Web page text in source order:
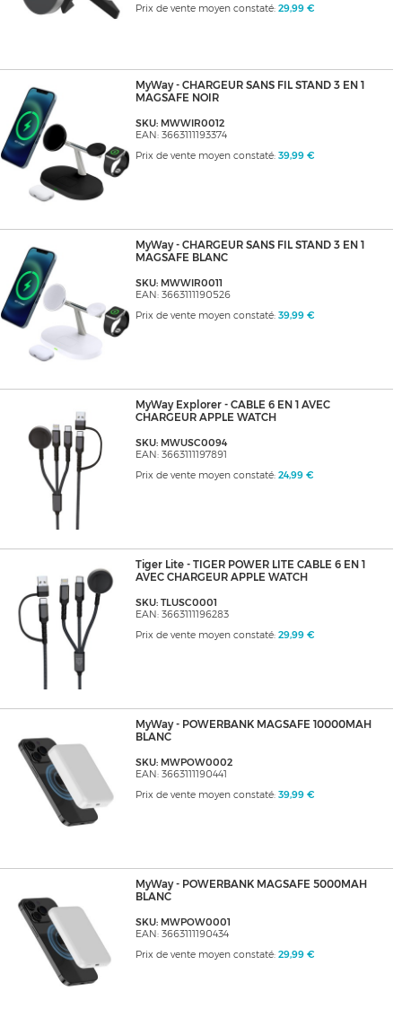
Prix de vente moyen constaté: 29,99 €
MyWay - CHARGEUR SANS FIL STAND 3 EN 1
MAGSAFE NOIR
SKU: MWWIR0012
EAN: 3663111193374
Prix de vente moyen constaté: 39,99 €
MyWay - CHARGEUR SANS FIL STAND 3 EN 1
MAGSAFE BLANC
SKU: MWWIR0011
EAN: 3663111190526
Prix de vente moyen constaté: 39,99 €
MyWay Explorer - CABLE 6 EN 1 AVEC
CHARGEUR APPLE WATCH
SKU: MWUSC0094
EAN: 3663111197891
Prix de vente moyen constaté: 24,99 €
Tiger Lite - TIGER POWER LITE CABLE 6 EN 1
AVEC CHARGEUR APPLE WATCH
SKU: TLUSC0001
EAN: 3663111196283
Prix de vente moyen constaté: 29,99 €
MyWay - POWERBANK MAGSAFE 10000MAH
BLANC
SKU: MWPOW0002
EAN: 3663111190441
Prix de vente moyen constaté: 39,99 €
MyWay - POWERBANK MAGSAFE 5000MAH
BLANC
SKU: MWPOW0001
EAN: 3663111190434
Prix de vente moyen constaté: 29,99 €